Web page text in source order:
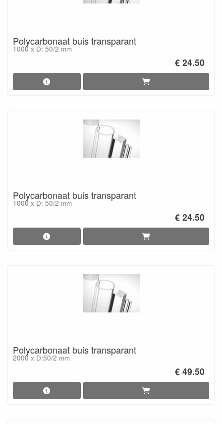
Polycarbonaat buis transparant
1000 x D: 50/2 mm
€ 24.50
Polycarbonaat buis transparant
1000 x D: 50/2 mm
€ 24.50
Polycarbonaat buis transparant
2000 x D:50/2 mm
€ 49.50